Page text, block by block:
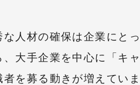
人材の確保は企業にとっ
大手企業を中心に「キャ
を募る動きが増えていま